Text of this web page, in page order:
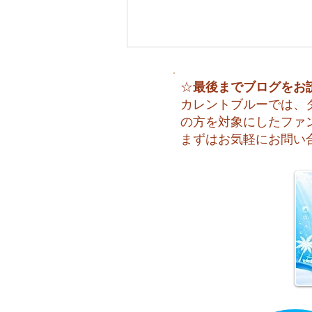
😊 海へ戻る第一歩！リフレ
☆最後までブログを
カレントブルーでは
の方を対象にしたファ
まずはお気軽にお問い